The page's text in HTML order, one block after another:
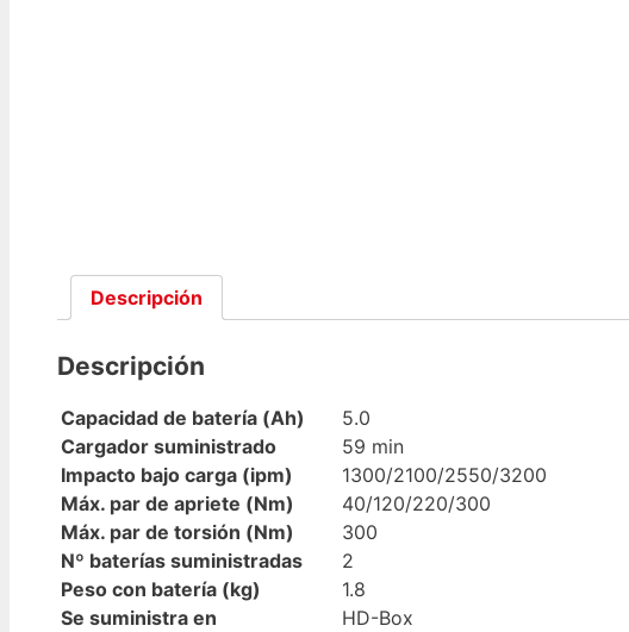
Descripción
Descripción
Capacidad de batería (Ah)
5.0
Cargador suministrado
59 min
Impacto bajo carga (ipm)
1300/2100/2550/3200
Máx. par de apriete (Nm)
40/120/220/300
Máx. par de torsión (Nm)
300
Nº baterías suministradas
2
Peso con batería (kg)
1.8
Se suministra en
HD-Box